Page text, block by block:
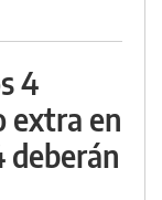
4
extra en
deberán